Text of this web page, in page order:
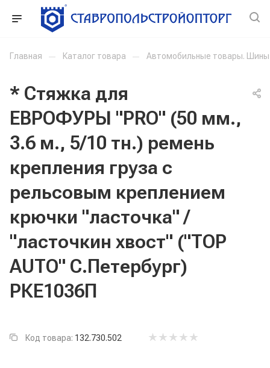
Главная — Каталог товара — Автомобильные товары. Шины
* Стяжка для
ЕВРОФУРЫ "PRO" (50 мм.,
3.6 м., 5/10 тн.) ремень
крепления груза с
рельсовым креплением
крючки "ласточка" /
"ласточкин хвост" ("TOP
AUTO" С.Петербург)
РКЕ1036П
Код товара: 132.730.502